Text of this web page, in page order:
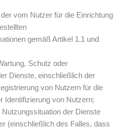
vom Nutzer für die Einrichtung
gemäß Artikel 1.1 und
Schutz oder
Dienste, einschließlich der
von Nutzern für die
Identifizierung von Nutzern;
Nutzungssituation der Dienste
(einschließlich des Falles, dass